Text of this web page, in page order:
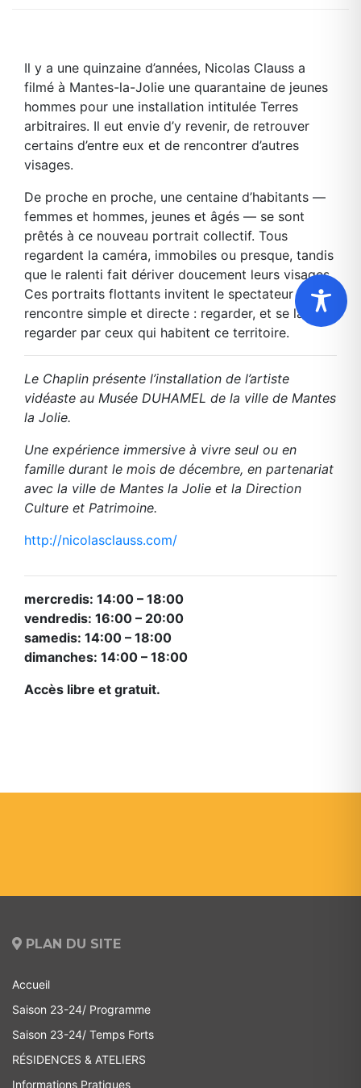
Il y a une quinzaine d’années, Nicolas Clauss a
filmé à Mantes-la-Jolie une quarantaine de jeunes
hommes pour une installation intitulée Terres
arbitraires. Il eut envie d’y revenir, de retrouver
certains d’entre eux et de rencontrer d’autres
visages.
De proche en proche, une centaine d’habitants —
femmes et hommes, jeunes et âgés — se sont
prêtés à ce nouveau portrait collectif. Tous
regardent la caméra, immobiles ou presque, tandis
que le ralenti fait dériver doucement leurs visages.
Ces portraits flottants invitent le spectateur à une
rencontre simple et directe : regarder, et se laisser
regarder par ceux qui habitent ce territoire.
Le Chaplin présente l’installation de l’artiste
vidéaste au Musée DUHAMEL de la ville de Mantes
la Jolie.
Une expérience immersive à vivre seul ou en
famille durant le mois de décembre, en partenariat
avec la ville de Mantes la Jolie et la Direction
Culture et Patrimoine.
http://nicolasclauss.com/
mercredis: 14:00 – 18:00
vendredis: 16:00 – 20:00
samedis: 14:00 – 18:00
dimanches: 14:00 – 18:00
Accès libre et gratuit.
PLAN DU SITE
Accueil
Saison 23-24/ Programme
Saison 23-24/ Temps Forts
RÉSIDENCES & ATELIERS
Informations Pratiques